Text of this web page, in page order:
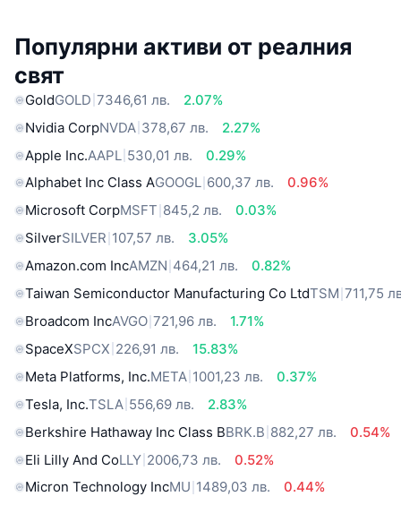
Популярни активи от реалния
свят
GoldGOLD 7346,61 лв.
2.07%
Nvidia CorpNVDA 378,67 лв.
2.27%
Apple Inc.AAPL 530,01 лв.
0.29%
Alphabet Inc Class AGOOGL 600,37 лв.
0.96%
Microsoft CorpMSFT 845,2 лв.
0.03%
SilverSILVER 107,57 лв.
3.05%
Amazon.com IncAMZN 464,21 лв.
0.82%
Taiwan Semiconductor Manufacturing Co LtdTSM 711,75
Broadcom IncAVGO 721,96 лв.
1.71%
SpaceXSPCX 226,91 лв.
15.83%
Meta Platforms, Inc.META 1001,23 лв.
0.37%
Tesla, Inc.TSLA 556,69 лв.
2.83%
Berkshire Hathaway Inc Class BBRK.B 882,27 лв.
0.54%
Eli Lilly And CoLLY 2006,73 лв.
0.52%
Micron Technology IncMU 1489,03 лв.
0.44%